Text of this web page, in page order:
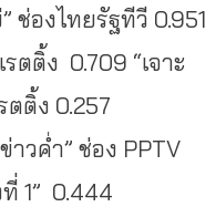
ช่องไทยรัฐทีวี 0.951
รตติ้ง 0.709 “เจาะ
ตติ้ง 0.257
าวค่ำ” ช่อง PPTV
1” 0.444